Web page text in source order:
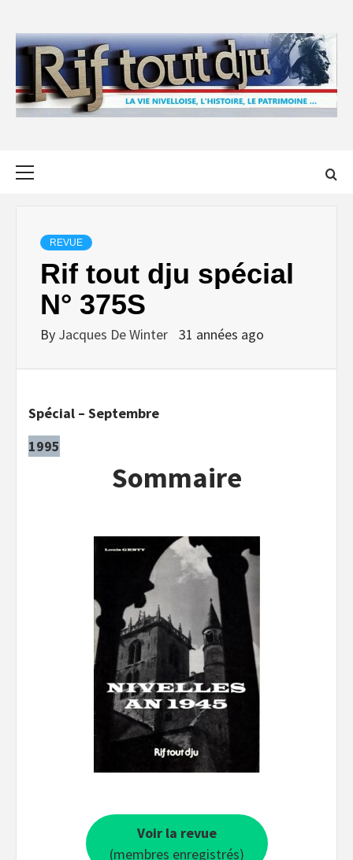
content
REVUE
Rif tout dju spécial
N° 375S
By Jacques De Winter 31 années ago
Spécial – Septembre
1995
Sommaire
Voir la revue
(membres enregistrés)